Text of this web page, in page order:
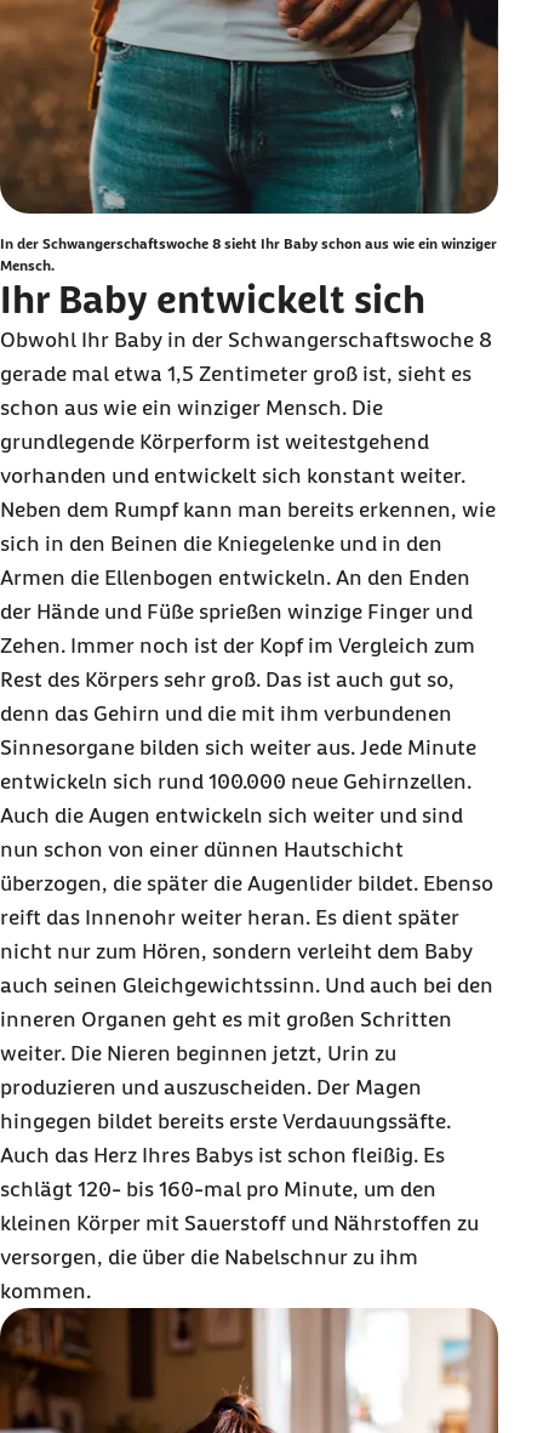
In der Schwangerschaftswoche 8 sieht Ihr Baby schon aus wie ein winziger
Mensch.
Ihr Baby entwickelt sich
Obwohl Ihr Baby in der Schwangerschaftswoche 8
gerade mal etwa 1,5 Zentimeter groß ist, sieht es
schon aus wie ein winziger Mensch. Die
grundlegende Körperform ist weitestgehend
vorhanden und entwickelt sich konstant weiter.
Neben dem Rumpf kann man bereits erkennen, wie
sich in den Beinen die Kniegelenke und in den
Armen die Ellenbogen entwickeln. An den Enden
der Hände und Füße sprießen winzige Finger und
Zehen. Immer noch ist der Kopf im Vergleich zum
Rest des Körpers sehr groß. Das ist auch gut so,
denn das Gehirn und die mit ihm verbundenen
Sinnesorgane bilden sich weiter aus. Jede Minute
entwickeln sich rund 100.000 neue Gehirnzellen.
Auch die Augen entwickeln sich weiter und sind
nun schon von einer dünnen Hautschicht
überzogen, die später die Augenlider bildet. Ebenso
reift das Innenohr weiter heran. Es dient später
nicht nur zum Hören, sondern verleiht dem Baby
auch seinen Gleichgewichtssinn. Und auch bei den
inneren Organen geht es mit großen Schritten
weiter. Die Nieren beginnen jetzt, Urin zu
produzieren und auszuscheiden. Der Magen
hingegen bildet bereits erste Verdauungssäfte.
Auch das Herz Ihres Babys ist schon fleißig. Es
schlägt 120- bis 160-mal pro Minute, um den
kleinen Körper mit Sauerstoff und Nährstoffen zu
versorgen, die über die Nabelschnur zu ihm
kommen.